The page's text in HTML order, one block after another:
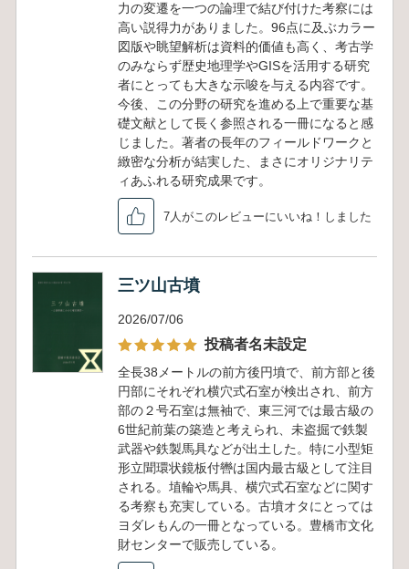
力の変遷を一つの論理で結び付けた考察には
高い説得力がありました。96点に及ぶカラー
図版や眺望解析は資料的価値も高く、考古学
のみならず歴史地理学やGISを活用する研究
者にとっても大きな示唆を与える内容です。
今後、この分野の研究を進める上で重要な基
礎文献として長く参照される一冊になると感
じました。著者の長年のフィールドワークと
緻密な分析が結実した、まさにオリジナリテ
ィあふれる研究成果です。
7人がこのレビューにいいね！しました
三ツ山古墳
2026/07/06
投稿者名未設定
全長38メートルの前方後円墳で、前方部と後
円部にそれぞれ横穴式石室が検出され、前方
部の２号石室は無袖で、東三河では最古級の
6世紀前葉の築造と考えられ、未盗掘で鉄製
武器や鉄製馬具などが出土した。特に小型矩
形立聞環状鏡板付轡は国内最古級として注目
される。埴輪や馬具、横穴式石室などに関す
る考察も充実している。古墳オタにとっては
ヨダレもんの一冊となっている。豊橋市文化
財センターで販売している。